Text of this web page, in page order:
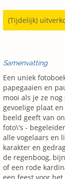
(Tijdelijk)
Samenvatting
Een uniek
papegaaien en
mooi als je ze
gevoelige plaat
beeld geeft van
foto\'s -
alle vogelaars en
karakter en
de regenboog,
of een rode